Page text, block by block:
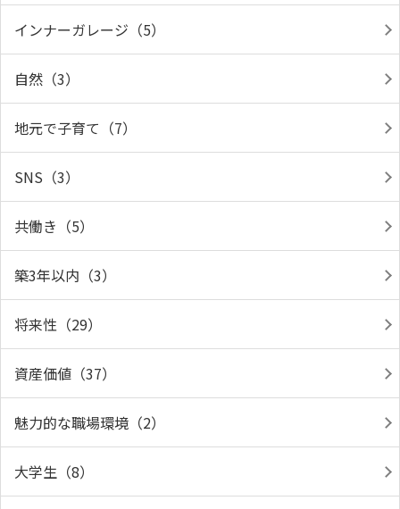
インナーガレージ（5）
自然（3）
地元で子育て（7）
SNS（3）
共働き（5）
築3年以内（3）
将来性（29）
資産価値（37）
魅力的な職場環境（2）
大学生（8）